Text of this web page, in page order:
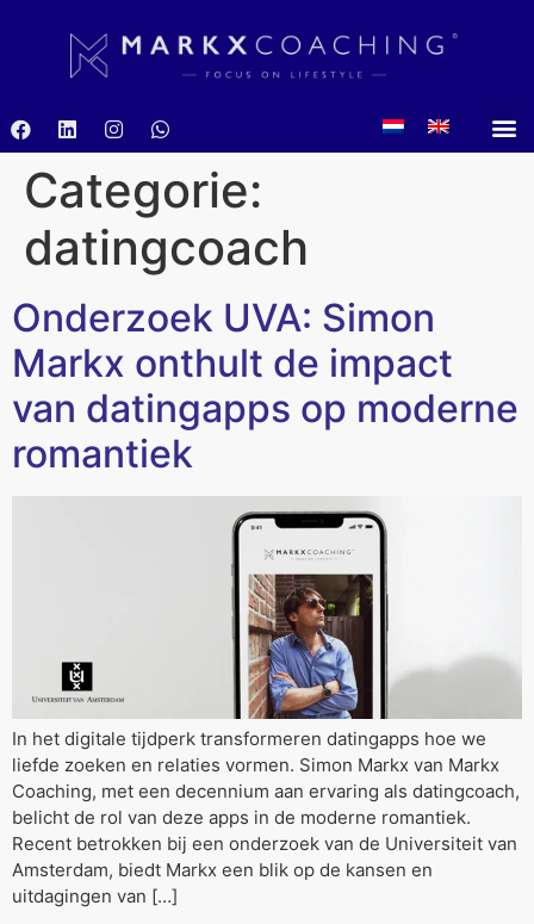
Categorie:
datingcoach
Onderzoek UVA: Simon
Markx onthult de impact
van datingapps op moderne
romantiek
In het digitale tijdperk transformeren datingapps hoe we
liefde zoeken en relaties vormen. Simon Markx van Markx
Coaching, met een decennium aan ervaring als datingcoach,
belicht de rol van deze apps in de moderne romantiek.
Recent betrokken bij een onderzoek van de Universiteit van
Amsterdam, biedt Markx een blik op de kansen en
uitdagingen van […]